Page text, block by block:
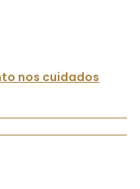
nos cuidados